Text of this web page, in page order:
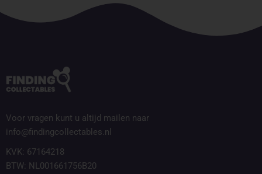
Voor vragen kunt u altijd mailen naar
info@findingcollectables.nl
KVK: 67164218
BTW: NL001661756B20